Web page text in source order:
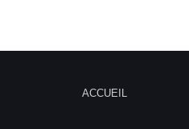
ACCUEIL